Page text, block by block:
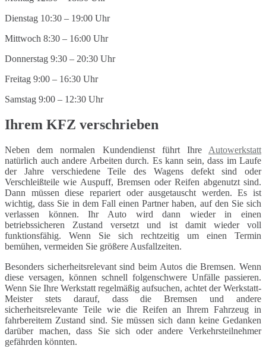
Dienstag 10:30 – 19:00 Uhr
Mittwoch 8:30 – 16:00 Uhr
Donnerstag 9:30 – 20:30 Uhr
Freitag 9:00 – 16:30 Uhr
Samstag 9:00 – 12:30 Uhr
Ihrem KFZ verschrieben
Neben dem normalen Kundendienst führt Ihre Autowerkstatt
natürlich auch andere Arbeiten durch. Es kann sein, dass im Laufe
der Jahre verschiedene Teile des Wagens defekt sind oder
Verschleißteile wie Auspuff, Bremsen oder Reifen abgenutzt sind.
Dann müssen diese repariert oder ausgetauscht werden. Es ist
wichtig, dass Sie in dem Fall einen Partner haben, auf den Sie sich
verlassen können. Ihr Auto wird dann wieder in einen
betriebssicheren Zustand versetzt und ist damit wieder voll
funktionsfähig. Wenn Sie sich rechtzeitig um einen Termin
bemühen, vermeiden Sie größere Ausfallzeiten.
Besonders sicherheitsrelevant sind beim Autos die Bremsen. Wenn
diese versagen, können schnell folgenschwere Unfälle passieren.
Wenn Sie Ihre Werkstatt regelmäßig aufsuchen, achtet der Werkstatt-
Meister stets darauf, dass die Bremsen und andere
sicherheitsrelevante Teile wie die Reifen an Ihrem Fahrzeug in
fahrbereitem Zustand sind. Sie müssen sich dann keine Gedanken
darüber machen, dass Sie sich oder andere Verkehrsteilnehmer
gefährden könnten.